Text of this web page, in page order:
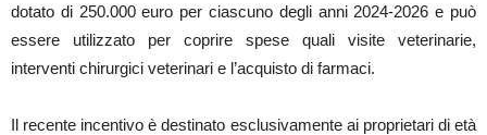
dotato di 250.000 euro per ciascuno degli anni 2024-2026 e può
essere utilizzato per coprire spese quali visite veterinarie,
interventi chirurgici veterinari e l’acquisto di farmaci.
Il recente incentivo è destinato esclusivamente ai proprietari di età